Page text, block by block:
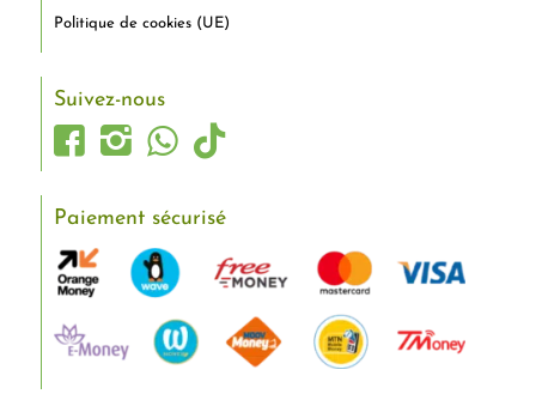
Politique de cookies (UE)
Suivez-nous
Paiement sécurisé